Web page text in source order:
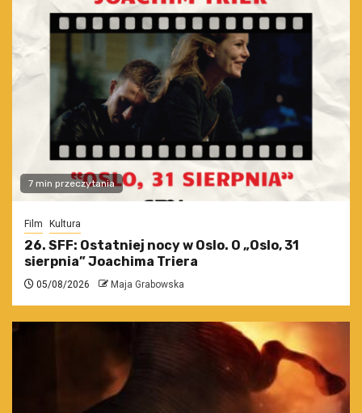
7 min przeczytania
Film Kultura
26. SFF: Ostatniej nocy w Oslo. O „Oslo, 31
sierpnia” Joachima Triera
05/08/2026 Maja Grabowska